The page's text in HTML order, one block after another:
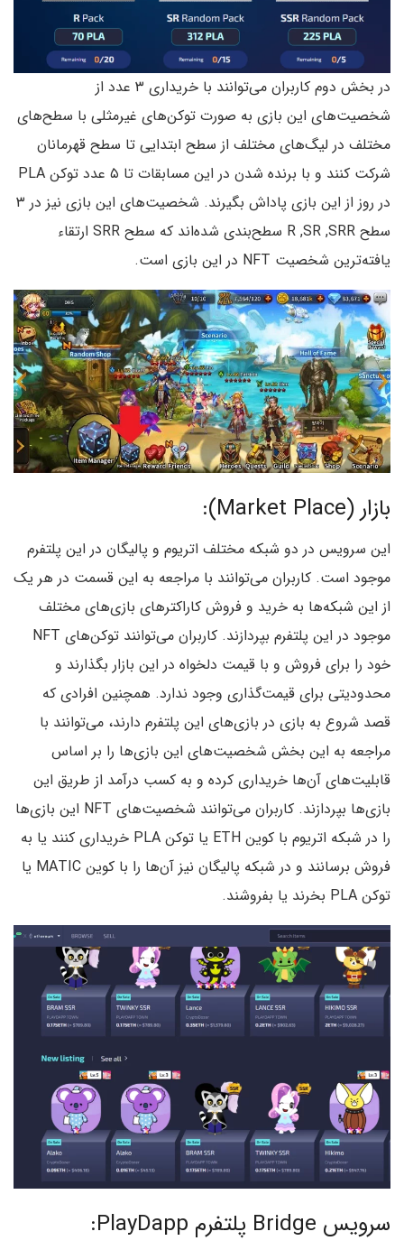
در بخش دوم کاربران می‌توانند با خریداری ۳ عدد از
شخصیت‌های این بازی به صورت توکن‌های غیر‌مثلی با سطح‌های
مختلف در لیگ‌های مختلف از سطح ابتدایی تا سطح قهرمانان
شرکت کنند و با برنده شدن در این مسابقات تا ۵ عدد توکن PLA
در روز از این بازی پاداش بگیرند. شخصیت‌های این بازی نیز در ۳
سطح R ,SR ,SRR سطح‌بندی شده‌اند که سطح SRR ارتقاء
یافته‌ترین شخصیت NFT در این بازی است.
بازار (Market Place):
این سرویس در دو شبکه مختلف اتریوم و پالیگان در این پلتفرم
موجود است. کاربران می‌توانند با مراجعه به این قسمت در هر یک
از این شبکه‌ها به خرید و فروش کاراکترهای بازی‌های مختلف
موجود در این پلتفرم بپردازند. کاربران می‌توانند توکن‌های NFT
خود را برای فروش و با قیمت دلخواه در این بازار بگذارند و
محدودیتی برای قیمت‌گذاری وجود ندارد. همچنین افرادی که
قصد شروع به بازی در بازی‌های این پلتفرم دارند، می‌توانند با
مراجعه به این بخش شخصیت‌های این بازی‌ها را بر اساس
قابلیت‌های آن‌ها خریداری کرده و به کسب درآمد از طریق این
بازی‌ها بپردازند. کاربران می‌توانند شخصیت‌های NFT این بازی‌ها
را در شبکه اتریوم با کوین ETH یا توکن PLA خریداری کنند یا به
فروش برسانند و در شبکه پالیگان نیز آن‌ها را با کوین MATIC یا
توکن PLA بخرند یا بفروشند.
سرویس Bridge پلتفرم PlayDapp: